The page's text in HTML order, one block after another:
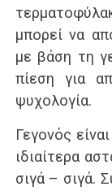
μπορεί να
με βάση τη
πίεση για
ψυχολογία.
Γεγονός
ιδιαίτερα
σιγά – σιγά.